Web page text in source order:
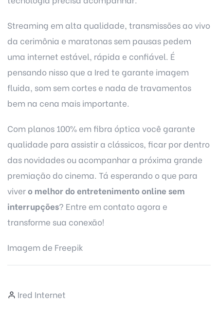
Streaming em alta qualidade, transmissões ao vivo
da cerimônia e maratonas sem pausas pedem
uma internet estável, rápida e confiável. É
pensando nisso que a Ired te garante imagem
fluida, som sem cortes e nada de travamentos
bem na cena mais importante.
Com planos 100% em fibra óptica você garante
qualidade para assistir a clássicos, ficar por dentro
das novidades ou acompanhar a próxima grande
premiação do cinema. Tá esperando o que para
vivero melhor do entretenimento online sem
interrupções? Entre em contato agora e
transforme sua conexão!
Imagem de Freepik
Ired Internet